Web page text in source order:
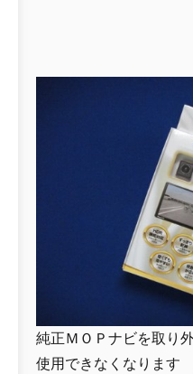
純正ＭＯＰナビを取り
使用できなくなります